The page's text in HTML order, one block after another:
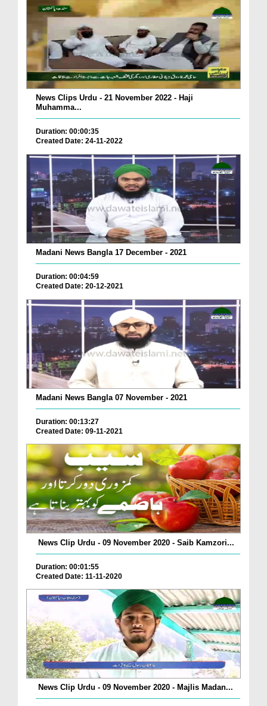
News Clips Urdu - 21 November 2022 - Haji
Muhamma...
Duration: 00:00:35
Created Date: 24-11-2022
Madani News Bangla 17 December - 2021
Duration: 00:04:59
Created Date: 20-12-2021
Madani News Bangla 07 November - 2021
Duration: 00:13:27
Created Date: 09-11-2021
News Clip Urdu - 09 November 2020 - Saib Kamzori...
Duration: 00:01:55
Created Date: 11-11-2020
News Clip Urdu - 09 November 2020 - Majlis Madan...